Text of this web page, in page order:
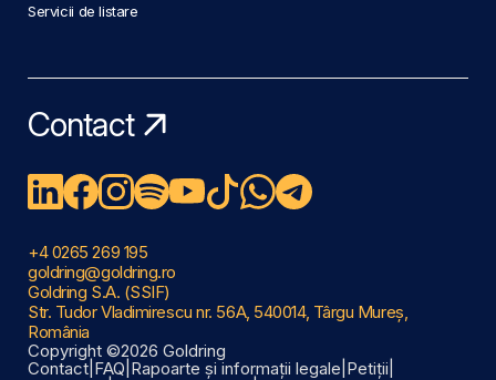
Servicii de listare
Contact
+4 0265 269 195
goldring@goldring.ro
Goldring S.A. (SSIF)
Str. Tudor Vladimirescu nr. 56A, 540014, Târgu Mureș,
România
Copyright ©2026 Goldring
Contact FAQ Rapoarte și informații legale Petiții